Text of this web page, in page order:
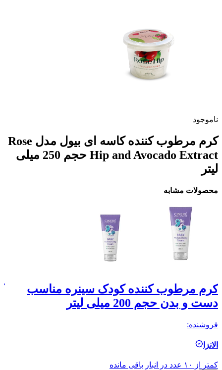
ناموجود
کرم مرطوب کننده کاسه ای بیول مدل Rose
Hip and Avocado Extract حجم 250 میلی
لیتر
محصولات مشابه
کرم مرطوب کننده کودک سینره مناسب
دست و بدن حجم 200 میلی لیتر
فروشنده:
الانزا
کمتر از ۱۰ عدد در انبار باقی مانده